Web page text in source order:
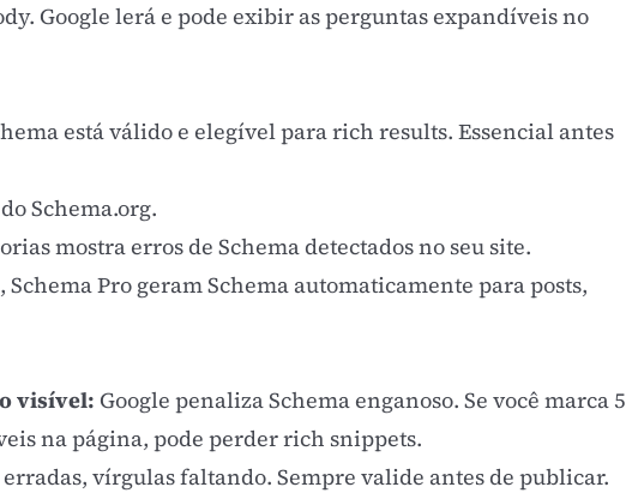
Google lerá e pode exibir as perguntas expandíveis no
está válido e elegível para rich results. Essencial antes
Schema.org.
mostra erros de Schema detectados no seu site.
Schema Pro geram Schema automaticamente para posts,
visível: Google penaliza Schema enganoso. Se você marca 5
na página, pode perder rich snippets.
erradas, vírgulas faltando. Sempre valide antes de publicar.